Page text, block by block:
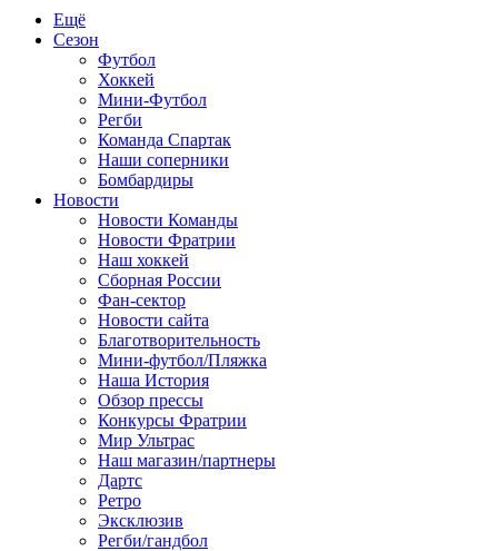
Ещё
Сезон
Футбол
Хоккей
Мини-Футбол
Регби
Команда Спартак
Наши соперники
Бомбардиры
Новости
Новости Команды
Новости Фратрии
Наш хоккей
Сборная России
Фан-cектор
Новости сайта
Благотворительность
Мини-футбол/Пляжка
Наша История
Обзор прессы
Конкурсы Фратрии
Мир Ультрас
Наш магазин/партнеры
Дартс
Ретро
Эксклюзив
Регби/гандбол